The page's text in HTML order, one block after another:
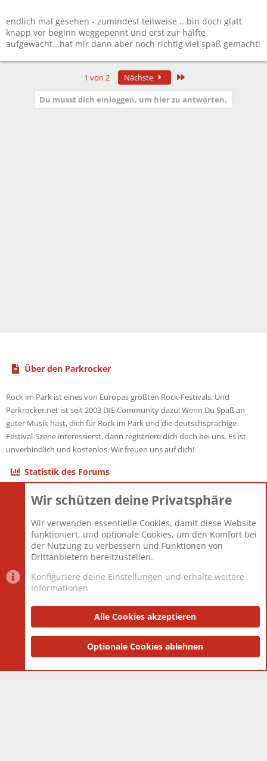
endlich mal gesehen - zumindest teilweise ...bin doch glatt
knapp vor beginn weggepennt und erst zur hälfte
aufgewacht...hat mir dann aber noch richtig viel spaß gemacht!
1 von 2 Nächste
Du musst dich einloggen, um hier zu antworten.
Über den Parkrocker
Rock im Park ist eines von Europas größten Rock-Festivals. Und
Parkrocker.net ist seit 2003 DIE Community dazu! Wenn Du Spaß an
guter Musik hast, dich für Rock im Park und die deutschsprachige
Festival-Szene interessierst, dann registriere dich doch bei uns. Es ist
unverbindlich und kostenlos. Wir freuen uns auf dich!
Statistik des Forums
Themen
Mitglieder
12.427
Neuestes Mitglied
Berlin
Datenschutzerklärung Impressum
Community platform by XenForo® © 2010-2025 XenForo Ltd.
and add-ons by ThemeHouse
Wir schützen deine Privatsphäre
Wir verwenden essentielle Cookies, damit diese Website
funktioniert, und optionale Cookies, um den Komfort bei
der Nutzung zu verbessern und Funktionen von
Drittanbietern bereitzustellen.
Konfiguriere deine Einstellungen und erhalte weitere
Informationen
Alle Cookies akzeptieren
Optionale Cookies ablehnen